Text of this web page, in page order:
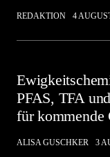
REDAKTION 4
PFAS, TFA
für kommende
ALISA GUSCHKER 3